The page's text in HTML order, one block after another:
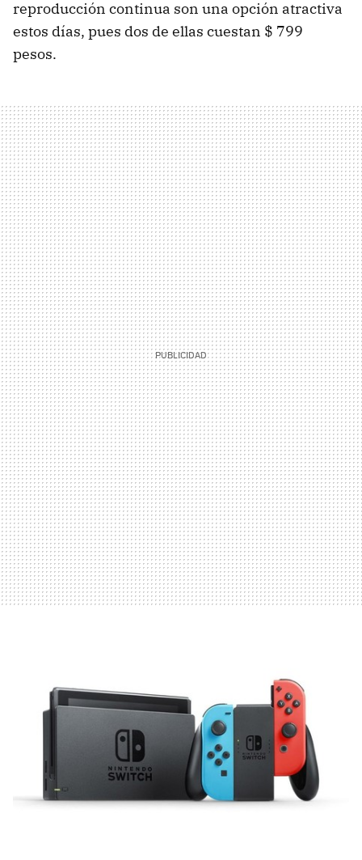
reproducción continua son una opción atractiva
estos días, pues dos de ellas cuestan $ 799
pesos.